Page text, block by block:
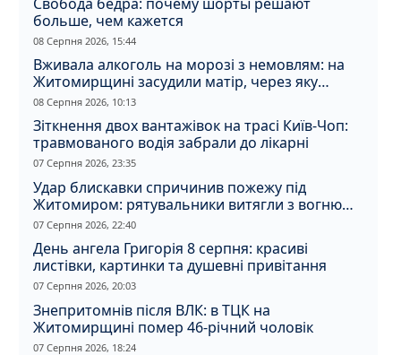
больше, чем кажется
08 Серпня 2026, 15:44
Вживала алкоголь на морозі з немовлям: на
Житомирщині засудили матір, через яку
дитина отримала обмороження
08 Серпня 2026, 10:13
Зіткнення двох вантажівок на трасі Київ-Чоп:
травмованого водія забрали до лікарні
07 Серпня 2026, 23:35
Удар блискавки спричинив пожежу під
Житомиром: рятувальники витягли з вогню
кота
07 Серпня 2026, 22:40
День ангела Григорія 8 серпня: красиві
листівки, картинки та душевні привітання
07 Серпня 2026, 20:03
Знепритомнів після ВЛК: в ТЦК на
Житомирщині помер 46-річний чоловік
07 Серпня 2026, 18:24